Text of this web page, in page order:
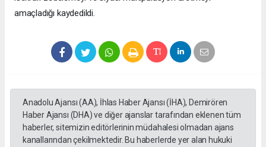
amaçladığı kaydedildi.
Anadolu Ajansı (AA), İhlas Haber Ajansı (İHA), Demirören
Haber Ajansı (DHA) ve diğer ajanslar tarafından eklenen tüm
haberler, sitemizin editörlerinin müdahalesi olmadan ajans
kanallarından çekilmektedir. Bu haberlerde yer alan hukuki